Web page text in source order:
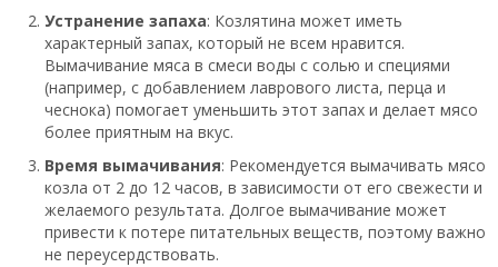
Устранение запаха: Козлятина может иметь
характерный запах, который не всем нравится.
Вымачивание мяса в смеси воды с солью и специями
(например, с добавлением лаврового листа, перца и
чеснока) помогает уменьшить этот запах и делает мясо
более приятным на вкус.
Время вымачивания: Рекомендуется вымачивать мясо
козла от 2 до 12 часов, в зависимости от его свежести и
желаемого результата. Долгое вымачивание может
привести к потере питательных веществ, поэтому важно
не переусердствовать.